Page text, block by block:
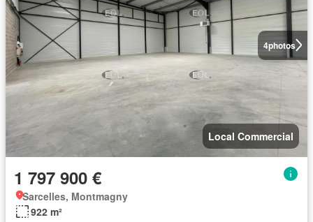
4photos
Local Commercial
1 797 900 €
Sarcelles, Montmagny
922 m²